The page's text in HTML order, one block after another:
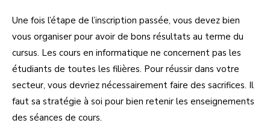
Une fois l’étape de l’inscription passée, vous devez bien
vous organiser pour avoir de bons résultats au terme du
cursus. Les cours en informatique ne concernent pas les
étudiants de toutes les filières. Pour réussir dans votre
secteur, vous devriez nécessairement faire des sacrifices. Il
faut sa stratégie à soi pour bien retenir les enseignements
des séances de cours.